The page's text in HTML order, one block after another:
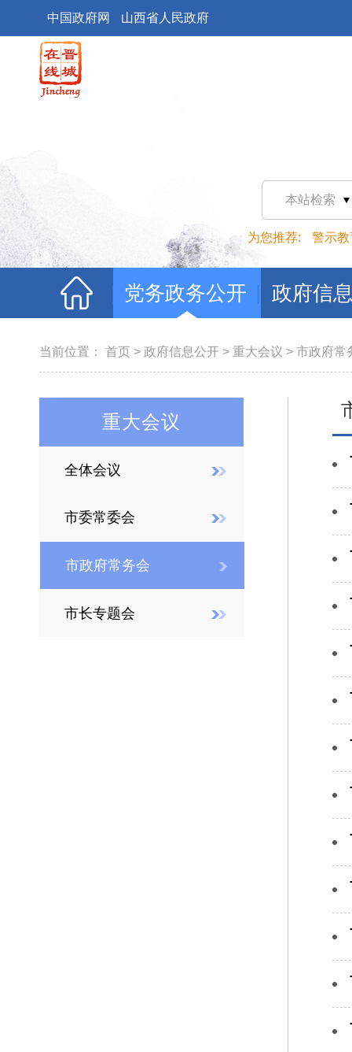
中国政府网 山西省人民政府
本站检索
为您推荐: 警示教
党务政务公开 政府信
当前位置： 首页 > 政府信息公开 > 重大会议 > 市政府常
重大会议
全体会议
市委常委会
市政府常务会
市长专题会